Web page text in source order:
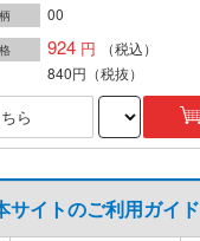
00
924
（税込）
840円 （税抜）
ら
サイトのご利用ガイド